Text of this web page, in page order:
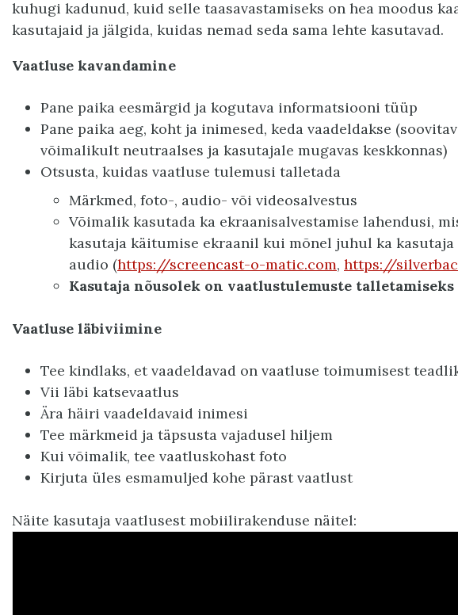
kuhugi kadunud, kuid selle taasavastamiseks on hea moodus
kasutajaid ja jälgida, kuidas nemad seda sama lehte kasutavad.
Vaatluse kavandamine
Pane paika eesmärgid ja kogutava informatsiooni tüüp
Pane paika aeg, koht ja inimesed, keda vaadeldakse
võimalikult neutraalses ja kasutajale mugavas keskkonnas)
Otsusta, kuidas vaatluse tulemusi talletada
Märkmed, foto-, audio- või videosalvestus
Võimalik kasutada ka ekraanisalvestamise lahendusi,
kasutaja käitumise ekraanil kui mõnel juhul ka kasutaja
audio (https://screencast-o-matic.com, https://
Kasutaja nõusolek on vaatlustulemuste
Vaatluse läbiviimine
Tee kindlaks, et vaadeldavad on vaatluse toimumisest
Vii läbi katsevaatlus
Ära häiri vaadeldavaid inimesi
Tee märkmeid ja täpsusta vajadusel hiljem
Kui võimalik, tee vaatluskohast foto
Kirjuta üles esmamuljed kohe pärast vaatlust
Näite kasutaja vaatlusest mobiilirakenduse näitel: